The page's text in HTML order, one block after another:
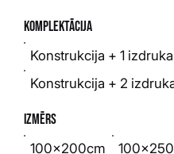
Konstrukcija + 1
Konstrukcija + 2
Komplektācija
100x200cm
Izmērs